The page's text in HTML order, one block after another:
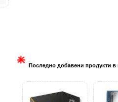
Последно добавени продукти в